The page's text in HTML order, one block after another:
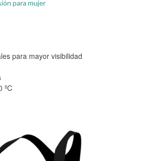
para mujer
para mayor visibilidad
ºC